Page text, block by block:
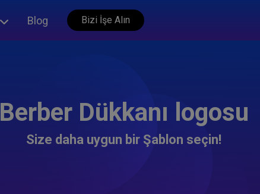
Blog Bizi İşe Alın
Berber Dükkanı logosu
Size daha uygun bir Şablon seçin!